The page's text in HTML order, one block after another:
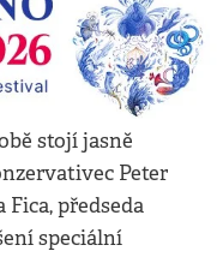
stojí jasně
Peter
předseda
speciální